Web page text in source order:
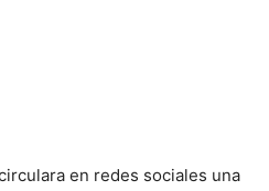
en redes sociales una